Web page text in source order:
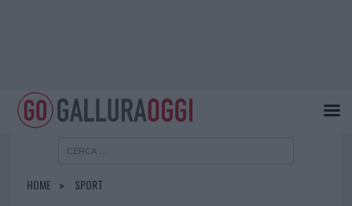
HOME SPORT